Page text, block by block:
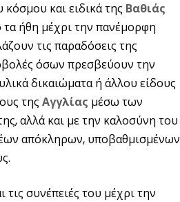
και ειδικά της Βαθιάς
τα ήθη μέχρι την πανέμορφη
τις παραδόσεις της
όσων πρεσβεύουν την
δικαιώματα ή άλλου είδους
της Αγγλίας μέσω των
αλλά και με την καλοσύνη του
απόκληρων, υποβαθμισμένων
συνέπειές του μέχρι την